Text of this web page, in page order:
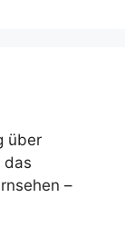
über
das
–